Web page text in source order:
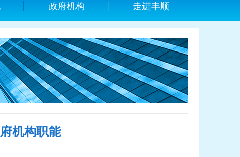
政府机构 走进丰顺
机构职能